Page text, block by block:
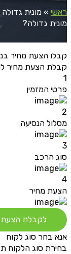
ראשי » מונית
מונית גדולה?
קבלו הצעת מחיר
קבלת הצעת מחיר
1
פרטי המזמין
2
מסלול הנסיעה
3
סוג הרכב
4
הצעת מחיר
לקבלת הצעת
אנא בחר סוג לקוח
בחירת סוג הלקוח